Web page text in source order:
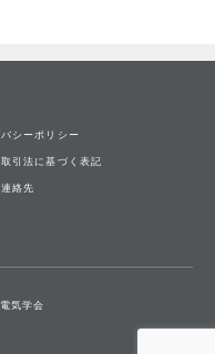
シーポリシー
引法に基づく表記
絡先
気学会